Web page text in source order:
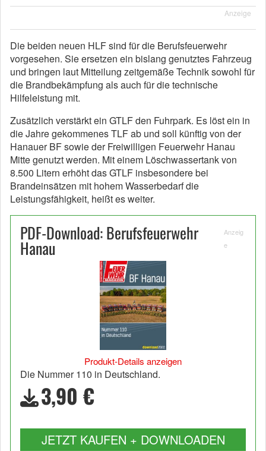
Anzeige
Die beiden neuen HLF sind für die Berufsfeuerwehr
vorgesehen. Sie ersetzen ein bislang genutztes Fahrzeug
und bringen laut Mitteilung zeitgemäße Technik sowohl für
die Brandbekämpfung als auch für die technische
Hilfeleistung mit.
Zusätzlich verstärkt ein GTLF den Fuhrpark. Es löst ein in
die Jahre gekommenes TLF ab und soll künftig von der
Hanauer BF sowie der Freiwilligen Feuerwehr Hanau
Mitte genutzt werden. Mit einem Löschwassertank von
8.500 Litern erhöht das GTLF insbesondere bei
Brandeinsätzen mit hohem Wasserbedarf die
Leistungsfähigkeit, heißt es weiter.
PDF-Download: Berufsfeuerwehr
Hanau
Anzeig
e
Produkt-Details anzeigen
Die Nummer 110 in Deutschland.
3,90 €
JETZT KAUFEN + DOWNLOADEN